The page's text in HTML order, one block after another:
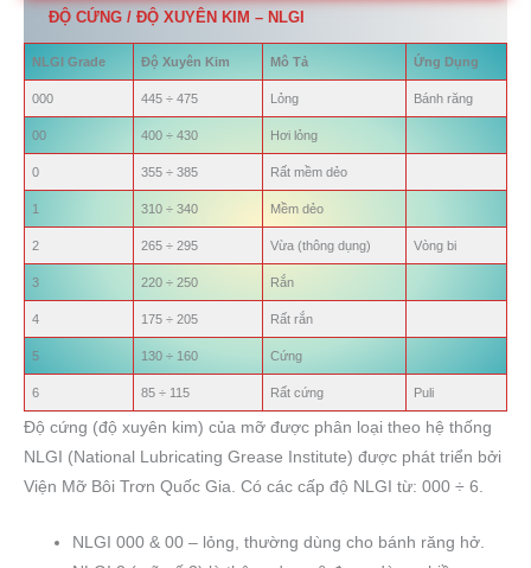
ĐỘ CỨNG / ĐỘ XUYÊN KIM – NLGI
NLGI Grade Độ Xuyên Kim Mô Tả Ứng Dụng
000 445 ÷ 475 Lỏng Bánh răng
00 400 ÷ 430 Hơi lỏng
0 355 ÷ 385 Rất mềm dẻo
1 310 ÷ 340 Mềm dẻo
2 265 ÷ 295 Vừa (thông dụng) Vòng bi
3 220 ÷ 250 Rắn
4 175 ÷ 205 Rất rắn
5 130 ÷ 160 Cứng
6 85 ÷ 115 Rất cứng Puli
Độ cứng (độ xuyên kim) của mỡ được phân loại theo hệ thống
NLGI (National Lubricating Grease Institute) được phát triển bởi
Viện Mỡ Bôi Trơn Quốc Gia. Có các cấp độ NLGI từ: 000 ÷ 6.
NLGI 000 & 00 – lỏng, thường dùng cho bánh răng hở.